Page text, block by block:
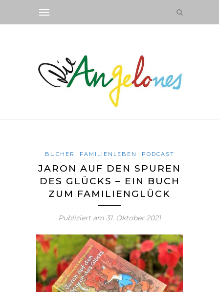
BÜCHER FAMILIENLEBEN PODCAST
JARON AUF DEN SPUREN
DES GLÜCKS – EIN BUCH
ZUM FAMILIENGLÜCK
Publiziert am 31. Oktober 2021